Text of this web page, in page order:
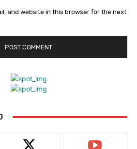
and website in this browser for the next